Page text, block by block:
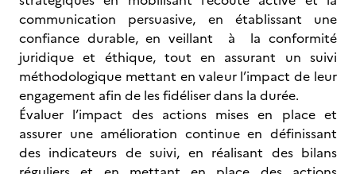
communication persuasive, en établissant une
confiance durable, en veillant à la conformité
juridique et éthique, tout en assurant un suivi
méthodologique mettant en valeur l’impact de leur
engagement afin de les fidéliser dans la durée.
Évaluer l’impact des actions mises en place et
assurer une amélioration continue en définissant
des indicateurs de suivi, en réalisant des bilans